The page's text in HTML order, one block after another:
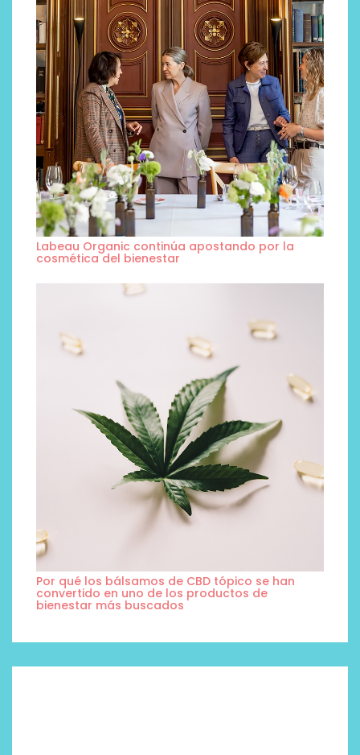
Labeau Organic continúa apostando por la
cosmética del bienestar
Por qué los bálsamos de CBD tópico se han
convertido en uno de los productos de
bienestar más buscados